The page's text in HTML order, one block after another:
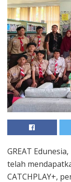
GREAT
telah
CATCHPLAY+,